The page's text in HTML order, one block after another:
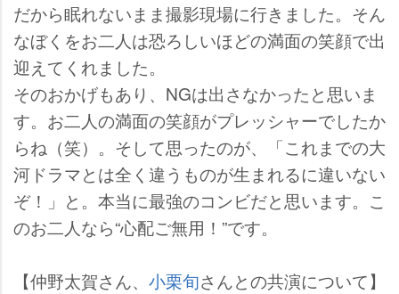
だから眠れないまま撮影現場に行きました。そん
なぼくをお二人は恐ろしいほどの満面の笑顔で出
迎えてくれました。
そのおかげもあり、NGは出さなかったと思いま
す。お二人の満面の笑顔がプレッシャーでしたか
らね（笑）。そして思ったのが、「これまでの大
河ドラマとは全く違うものが生まれるに違いない
ぞ！」と。本当に最強のコンビだと思います。こ
のお二人なら“心配ご無用！”です。
【仲野太賀さん、 小栗旬さんとの共演について】